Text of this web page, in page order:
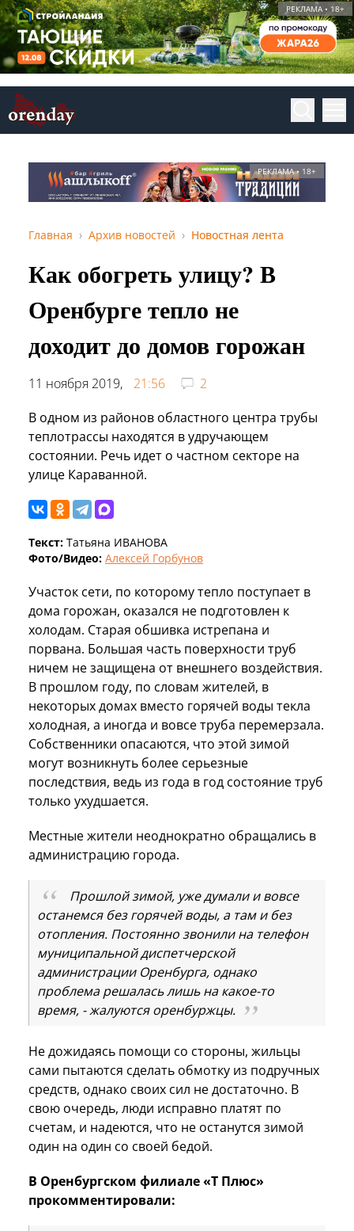
РЕКЛАМА • 18+
РЕКЛАМА • 18+
Главная Архив новостей Новостная лента
Как обогреть улицу? В
Оренбурге тепло не
доходит до домов горожан
11 ноября 2019, 21:56
2
В одном из районов областного центра трубы
теплотрассы находятся в удручающем
состоянии. Речь идет о частном секторе на
улице Караванной.
Текст: Татьяна ИВАНОВА
Фото/Видео: Алексей Горбунов
Участок сети, по которому тепло поступает в
дома горожан, оказался не подготовлен к
холодам. Старая обшивка истрепана и
порвана. Большая часть поверхности труб
ничем не защищена от внешнего воздействия.
В прошлом году, по словам жителей, в
некоторых домах вместо горячей воды текла
холодная, а иногда и вовсе труба перемерзала.
Собственники опасаются, что этой зимой
могут возникнуть более серьезные
последствия, ведь из года в год состояние труб
только ухудшается.
Местные жители неоднократно обращались в
администрацию города.
Прошлой зимой, уже думали и вовсе
останемся без горячей воды, а там и без
отопления. Постоянно звонили на телефон
муниципальной диспетчерской
администрации Оренбурга, однако
проблема решалась лишь на какое-то
время, - жалуются оренбуржцы.
Не дожидаясь помощи со стороны, жильцы
сами пытаются сделать обмотку из подручных
средств, однако своих сил не достаточно. В
свою очередь, люди исправно платят по
счетам, и надеются, что не останутся зимой
один на один со своей бедой.
В Оренбургском филиале «Т Плюс»
прокомментировали: